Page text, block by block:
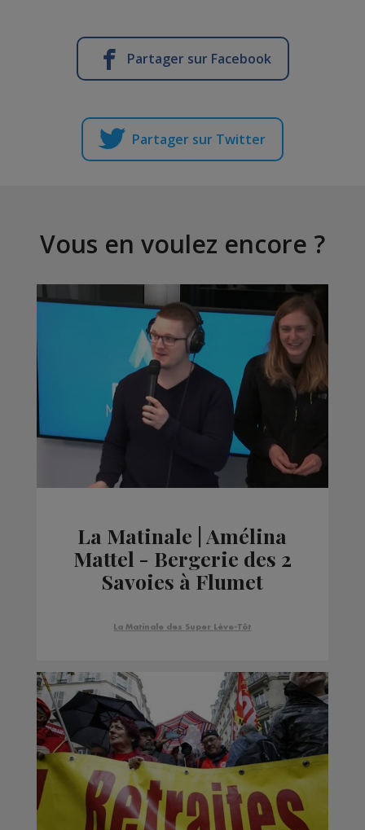
Partager sur Facebook
Partager sur Twitter
Vous en voulez encore ?
La Matinale | Amélina
Mattel - Bergerie des 2
Savoies à Flumet
La Matinale des Super Lève-Tôt